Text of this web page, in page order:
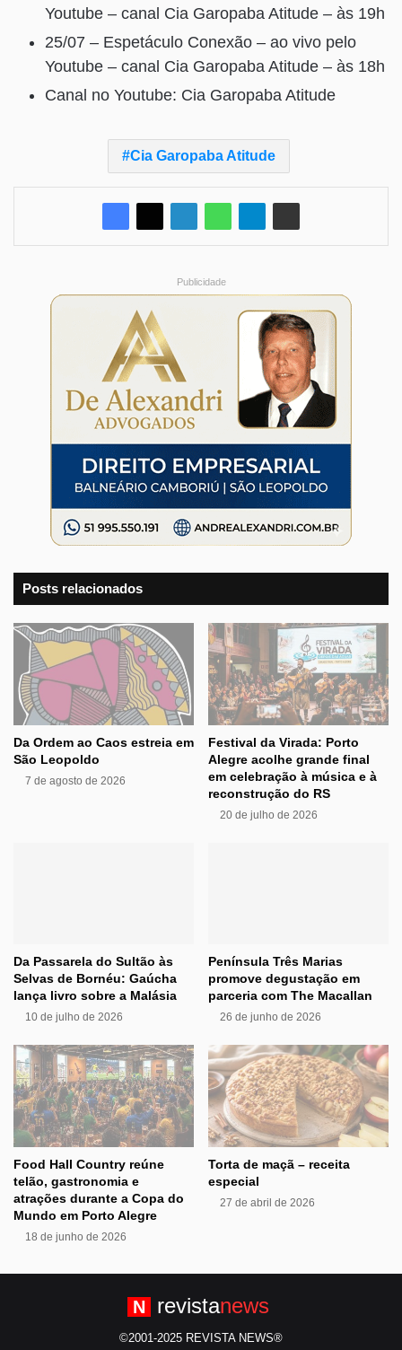
Youtube – canal Cia Garopaba Atitude – às 19h
25/07 – Espetáculo Conexão – ao vivo pelo
Youtube – canal Cia Garopaba Atitude – às 18h
Canal no Youtube: Cia Garopaba Atitude
Cia Garopaba Atitude
Publicidade
Posts relacionados
Da Ordem ao Caos estreia em
São Leopoldo
7 de agosto de 2026
Festival da Virada: Porto
Alegre acolhe grande final
em celebração à música e à
reconstrução do RS
20 de julho de 2026
Da Passarela do Sultão às
Selvas de Bornéu: Gaúcha
lança livro sobre a Malásia
10 de julho de 2026
Península Três Marias
promove degustação em
parceria com The Macallan
26 de junho de 2026
Food Hall Country reúne
telão, gastronomia e
atrações durante a Copa do
Mundo em Porto Alegre
18 de junho de 2026
Torta de maçã – receita
especial
27 de abril de 2026
N revistanews
©2001-2025 REVISTA NEWS®